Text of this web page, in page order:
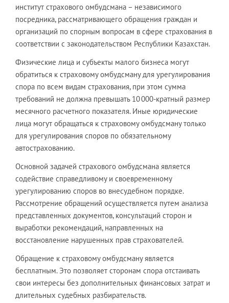
институт страхового омбудсмана – независимого
посредника, рассматривающего обращения граждан и
организаций по спорным вопросам в сфере страхования в
соответствии с законодательством Республики Казахстан.
Физические лица и субъекты малого бизнеса могут
обратиться к страховому омбудсману для урегулирования
спора по всем видам страхования, при этом сумма
требований не должна превышать 10 000-кратный размер
месячного расчетного показателя. Иные юридические
лица могут обращаться к страховому омбудсману только
для урегулирования споров по обязательному
автострахованию.
Основной задачей страхового омбудсмана является
содействие справедливому и своевременному
урегулированию споров во внесудебном порядке.
Рассмотрение обращений осуществляется путем анализа
представленных документов, консультаций сторон и
выработки рекомендаций, направленных на
восстановление нарушенных прав страхователей.
Обращение к страховому омбудсману является
бесплатным. Это позволяет сторонам спора отстаивать
свои интересы без дополнительных финансовых затрат и
длительных судебных разбирательств.